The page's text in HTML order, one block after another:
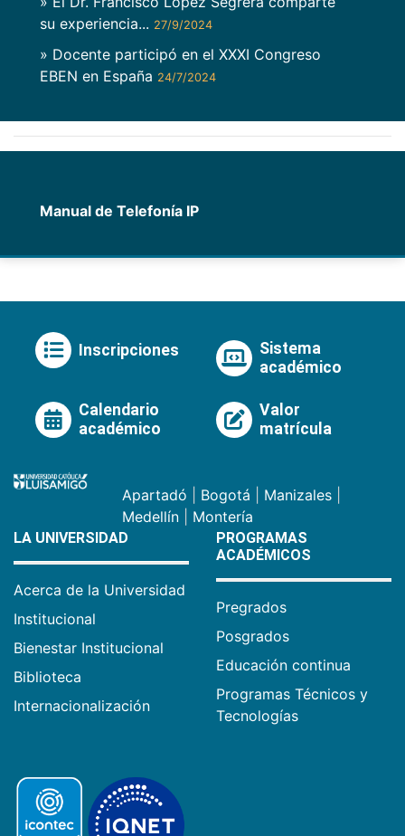
su experiencia... 27/9/2024
» Docente participó en el XXXI Congreso
EBEN en España 24/7/2024
Manual de Telefonía IP
Inscripciones
Sistema
académico
Calendario
académico
Valor
matrícula
Apartadó Bogotá Manizales
Medellín
Montería
LA UNIVERSIDAD
Acerca de la Universidad
Institucional
Bienestar Institucional
Biblioteca
Internacionalización
PROGRAMAS
ACADÉMICOS
Pregrados
Posgrados
Educación continua
Programas Técnicos y
Tecnologías